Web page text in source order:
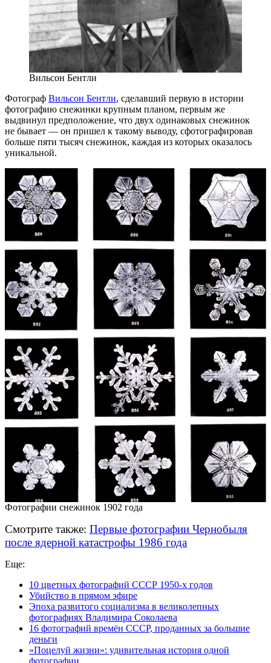
Вильсон Бентли
Фотограф Вильсон Бентли, сделавший первую в истории
фотографию снежинки крупным планом, первым же
выдвинул предположение, что двух одинаковых снежинок
не бывает — он пришел к такому выводу, сфотографировав
больше пяти тысяч снежинок, каждая из которых оказалось
уникальной.
Фотографии снежинок 1902 года
Смотрите также: Первые фотографии Чернобыля
после ядерной катастрофы 1986 года
Еще:
10 цветных фотографий СССР 1950-х годов
Убийство в прямом эфире
Эпоха развитого социализма в великолепных
фотографиях Владимира Соколаева
16 фотографий времён СССР, проданных за большие
деньги
«Поцелуй жизни»: удивительная история одной